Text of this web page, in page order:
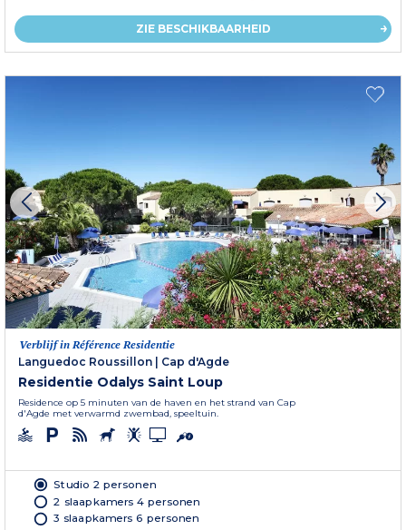
ZIE BESCHIKBAARHEID
Verblijf in Référence Residentie
Languedoc Roussillon | Cap d'Agde
Residentie Odalys Saint Loup
Residence op 5 minuten van de haven en het strand van Cap
d'Agde met verwarmd zwembad, speeltuin.
Studio 2 personen
2 slaapkamers 4 personen
3 slaapkamers 6 personen